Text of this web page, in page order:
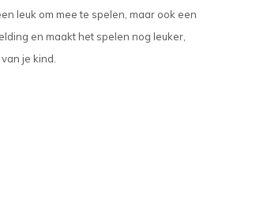
leuk om mee te spelen, maar ook een
en maakt het spelen nog leuker,
je kind.